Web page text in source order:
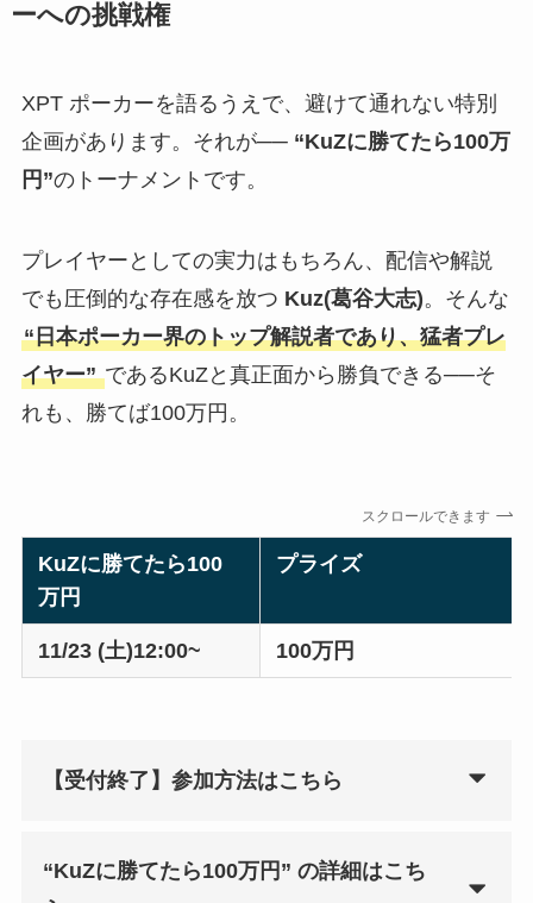
ーへの挑戦権
XPT ポーカーを語るうえで、避けて通れない特別
企画があります。それが── “KuZに勝てたら100万
円”のトーナメントです。
プレイヤーとしての実力はもちろん、配信や解説
でも圧倒的な存在感を放つ Kuz(葛谷大志)。そんな
“日本ポーカー界のトップ解説者であり、猛者プレ
イヤー” であるKuZと真正面から勝負できる──そ
れも、勝てば100万円。
スクロールできます
KuZに勝てたら100
万円
プライズ
11/23 (土)12:00~ 100万円
【受付終了】参加方法はこちら
“KuZに勝てたら100万円” の詳細はこち